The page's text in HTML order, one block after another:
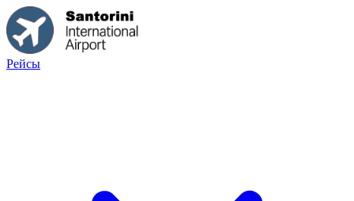
Рейсы